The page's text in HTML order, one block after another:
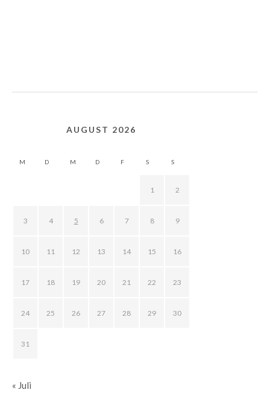
AUGUST 2026
M D M D F S S
1 2
3 4 5 6 7 8 9
10 11 12 13 14 15 16
17 18 19 20 21 22 23
24 25 26 27 28 29 30
31
« Juli